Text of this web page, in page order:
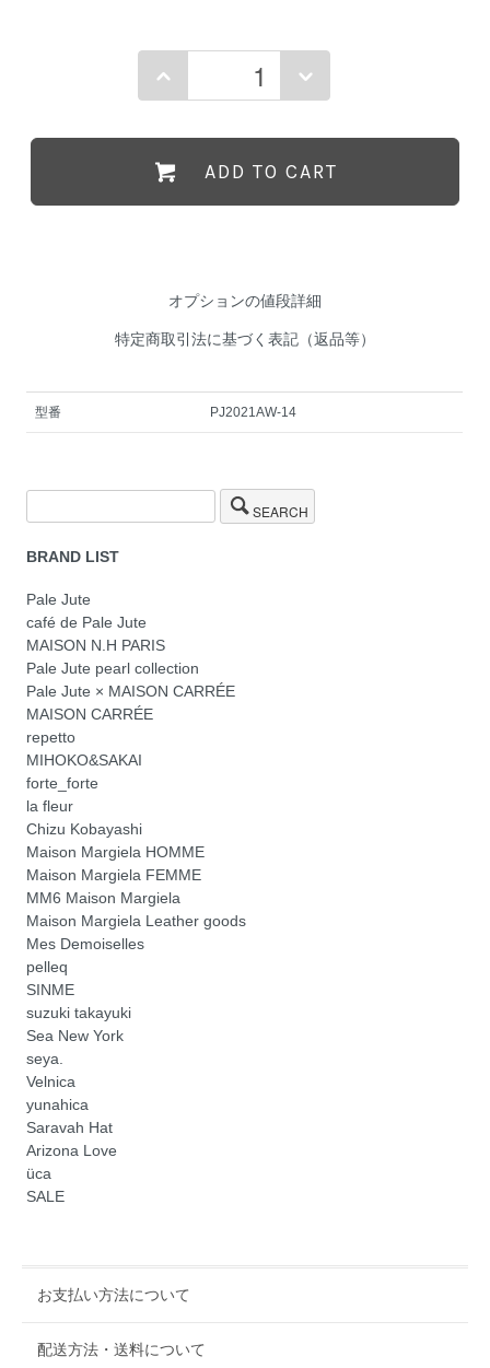
ADD TO CART
オプションの値段詳細
特定商取引法に基づく表記（返品等）
型番 PJ2021AW-14
SEARCH
BRAND LIST
Pale Jute
café de Pale Jute
MAISON N.H PARIS
Pale Jute pearl collection
Pale Jute × MAISON CARRÉE
MAISON CARRÉE
repetto
MIHOKO&SAKAI
forte_forte
la fleur
Chizu Kobayashi
Maison Margiela HOMME
Maison Margiela FEMME
MM6 Maison Margiela
Maison Margiela Leather goods
Mes Demoiselles
pelleq
SINME
suzuki takayuki
Sea New York
seya.
Velnica
yunahica
Saravah Hat
Arizona Love
üca
SALE
お支払い方法について
配送方法・送料について